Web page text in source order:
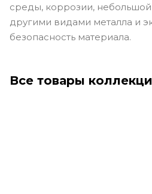
среды, коррозии,
другими видами металла и
безопасность материала.
Все товары